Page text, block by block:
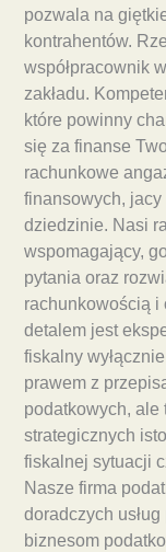
pozwala na
kontrahentów.
współpracownik
zakładu.
które powinny
się za finanse
rachunkowe
finansowych, jacy
dziedzinie. Nasi
wspomagający,
pytania oraz
rachunkowością i
detalem jest
fiskalny
prawem z
podatkowych, ale
strategicznych
fiskalnej sytuacji
Nasze firma
doradczych
biznesom